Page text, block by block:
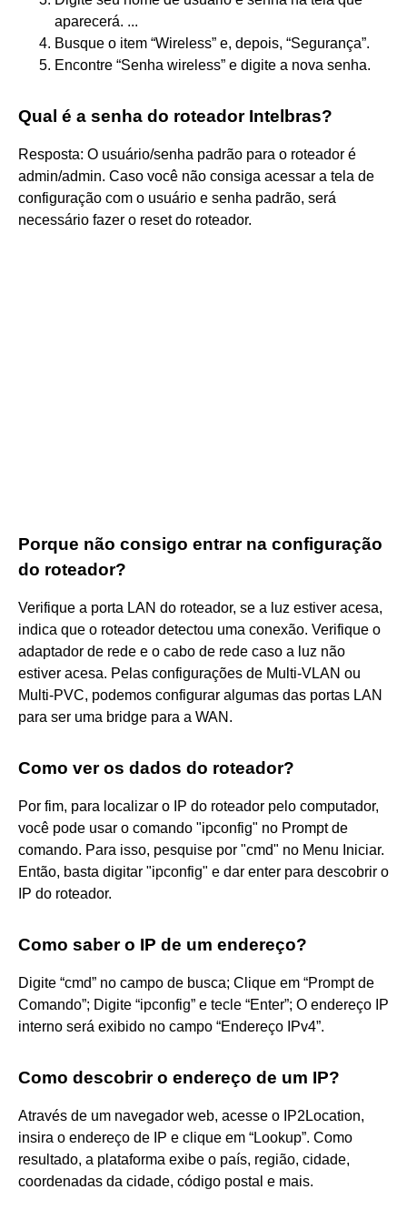
aparecerá. ...
Busque o item “Wireless” e, depois, “Segurança”.
Encontre “Senha wireless” e digite a nova senha.
Qual é a senha do roteador Intelbras?
Resposta: O usuário/senha padrão para o roteador é
admin/admin. Caso você não consiga acessar a tela de
configuração com o usuário e senha padrão, será
necessário fazer o reset do roteador.
Porque não consigo entrar na configuração
do roteador?
Verifique a porta LAN do roteador, se a luz estiver acesa,
indica que o roteador detectou uma conexão. Verifique o
adaptador de rede e o cabo de rede caso a luz não
estiver acesa. Pelas configurações de Multi-VLAN ou
Multi-PVC, podemos configurar algumas das portas LAN
para ser uma bridge para a WAN.
Como ver os dados do roteador?
Por fim, para localizar o IP do roteador pelo computador,
você pode usar o comando "ipconfig" no Prompt de
comando. Para isso, pesquise por "cmd" no Menu Iniciar.
Então, basta digitar "ipconfig" e dar enter para descobrir o
IP do roteador.
Como saber o IP de um endereço?
Digite “cmd” no campo de busca; Clique em “Prompt de
Comando”; Digite “ipconfig” e tecle “Enter”; O endereço IP
interno será exibido no campo “Endereço IPv4”.
Como descobrir o endereço de um IP?
Através de um navegador web, acesse o IP2Location,
insira o endereço de IP e clique em “Lookup”. Como
resultado, a plataforma exibe o país, região, cidade,
coordenadas da cidade, código postal e mais.